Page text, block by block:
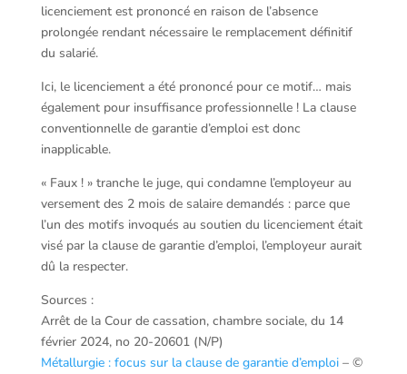
licenciement est prononcé en raison de l’absence
prolongée rendant nécessaire le remplacement définitif
du salarié.
Ici, le licenciement a été prononcé pour ce motif… mais
également pour insuffisance professionnelle ! La clause
conventionnelle de garantie d’emploi est donc
inapplicable.
« Faux ! » tranche le juge, qui condamne l’employeur au
versement des 2 mois de salaire demandés : parce que
l’un des motifs invoqués au soutien du licenciement était
visé par la clause de garantie d’emploi, l’employeur aurait
dû la respecter.
Sources :
Arrêt de la Cour de cassation, chambre sociale, du 14
février 2024, no 20-20601 (N/P)
Métallurgie : focus sur la clause de garantie d’emploi– ©